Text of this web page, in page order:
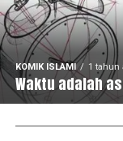
KOMIK ISLAMI 1 tahun
Waktu adalah